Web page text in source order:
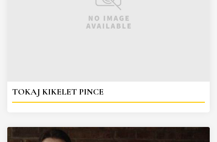
TOKAJ KIKELET PINCE